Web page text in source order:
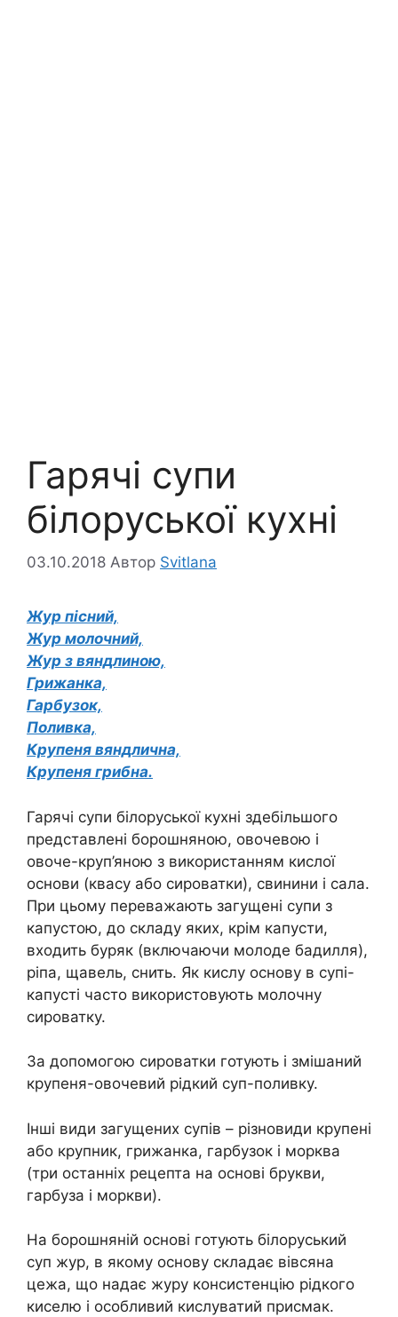
Гарячі супи
білоруської кухні
03.10.2018 Автор Svitlana
Жур пісний,
Жур молочний,
Жур з вяндлиною,
Грижанка,
Гарбузок,
Поливка,
Крупеня вяндлична,
Крупеня грибна.
Гарячі супи білоруської кухні здебільшого
представлені борошняною, овочевою і
овоче-круп’яною з використанням кислої
основи (квасу або сироватки), свинини і сала.
При цьому переважають загущені супи з
капустою, до складу яких, крім капусти,
входить буряк (включаючи молоде бадилля),
ріпа, щавель, снить. Як кислу основу в супі-
капусті часто використовують молочну
сироватку.
За допомогою сироватки готують і змішаний
крупеня-овочевий рідкий суп-поливку.
Інші види загущених супів – різновиди крупені
або крупник, грижанка, гарбузок і морква
(три останніх рецепта на основі брукви,
гарбуза і моркви).
На борошняній основі готують білоруський
суп жур, в якому основу складає вівсяна
цежа, що надає журу консистенцію рідкого
киселю і особливий кислуватий присмак.